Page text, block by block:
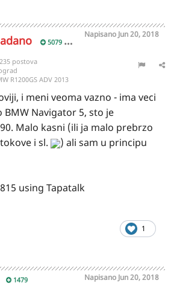
5079
Napisano Jun 20, 2018
postova
R1200GS ADV 2013
i meni veoma vazno - ima veci
BMW Navigator 5, sto je
Malo kasni (ili ja malo prebrzo
i sl.
) ali sam u principu
using Tapatalk
1
1479 Napisano Jun 20, 2018